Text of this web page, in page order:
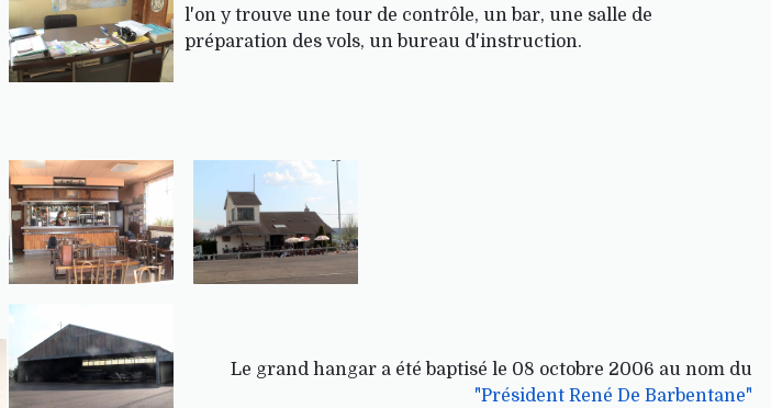
l'on y trouve une tour de contrôle, un bar, une salle de
préparation des vols, un bureau d'instruction.
Le grand hangar a été baptisé le 08 octobre 2006 au nom du
"Président René De Barbentane"